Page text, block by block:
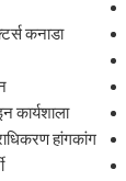
कनाडा
कार्यशाला
हांगकांग